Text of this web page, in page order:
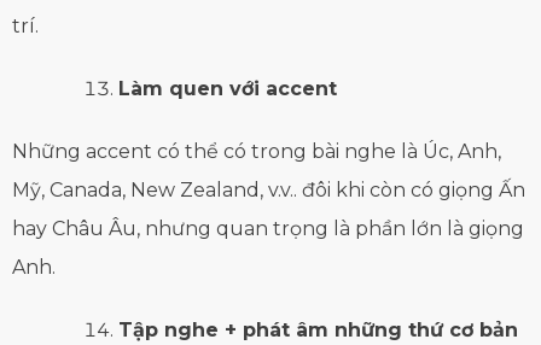
trí.
Làm quen với accent
Những accent có thể có trong bài nghe là Úc, Anh,
Mỹ, Canada, New Zealand, v.v.. đôi khi còn có giọng Ấn
hay Châu Âu, nhưng quan trọng là phần lớn là giọng
Anh.
Tập nghe + phát âm những thứ cơ bản